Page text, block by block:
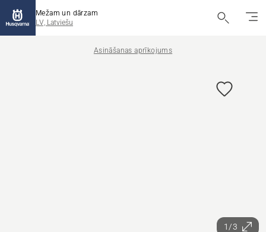
Mežam un dārzam
LV, Latviešu
Asināšanas aprīkojums
1/3